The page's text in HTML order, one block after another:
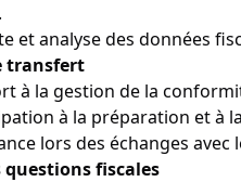
et analyse des données
transfert
à la gestion de la
à la préparation et à
lors des échanges
questions fiscales